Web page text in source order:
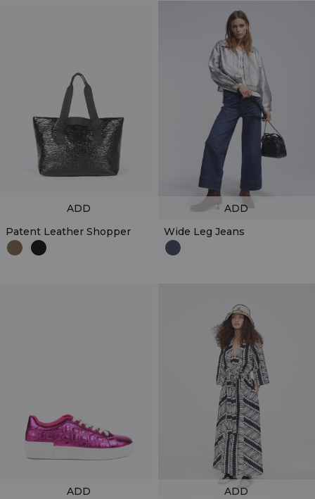
Patent Leather Shopper
ADD
Wide Leg Jeans
ADD
ADD
ADD